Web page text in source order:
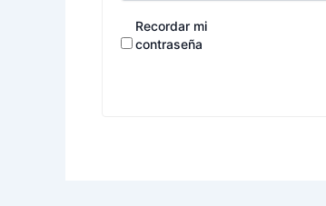
Recordar mi
contraseña